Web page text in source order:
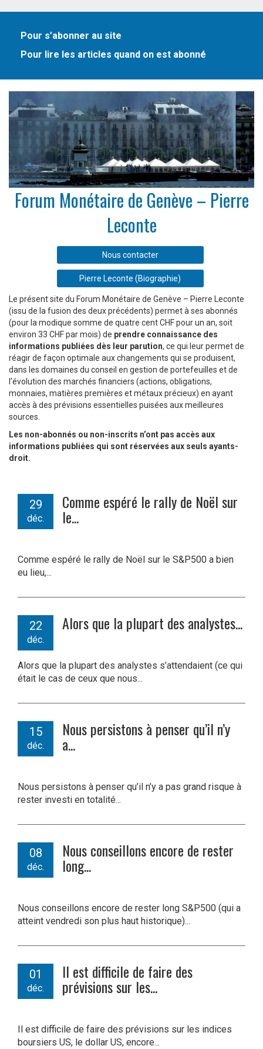
Pour s’abonner au site
Pour lire les articles quand on est abonné
Forum Monétaire de Genève – Pierre
Leconte
Nous contacter
Pierre Leconte (Biographie)
Le présent site du Forum Monétaire de Genève – Pierre Leconte
(issu de la fusion des deux précédents) permet à ses abonnés
(pour la modique somme de quatre cent CHF pour un an, soit
environ 33 CHF par mois) de prendre connaissance des
informations publiées dès leur parution, ce qui leur permet de
réagir de façon optimale aux changements qui se produisent,
dans les domaines du conseil en gestion de portefeuilles et de
l’évolution des marchés financiers (actions, obligations,
monnaies, matières premières et métaux précieux) en ayant
accès à des prévisions essentielles puisées aux meilleures
sources.
Les non-abonnés ou non-inscrits n’ont pas accès aux
informations publiées qui sont réservées aux seuls ayants-
droit.
29
déc.
Comme espéré le rally de Noël sur
le...
Comme espéré le rally de Noël sur le S&P500 a bien
eu lieu,...
22
déc.
Alors que la plupart des analystes...
Alors que la plupart des analystes s’attendaient (ce qui
était le cas de ceux que nous...
15
déc.
Nous persistons à penser qu’il n’y
a...
Nous persistons à penser qu’il n’y a pas grand risque à
rester investi en totalité...
08
déc.
Nous conseillons encore de rester
long...
Nous conseillons encore de rester long S&P500 (qui a
atteint vendredi son plus haut historique)...
01
déc.
Il est difficile de faire des
prévisions sur les...
Il est difficile de faire des prévisions sur les indices
boursiers US, le dollar US, encore...